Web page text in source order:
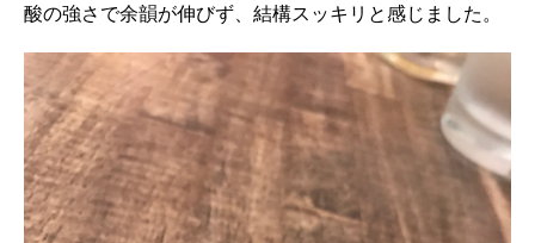
酸の強さで余韻が伸びず、結構スッキリと感じました。